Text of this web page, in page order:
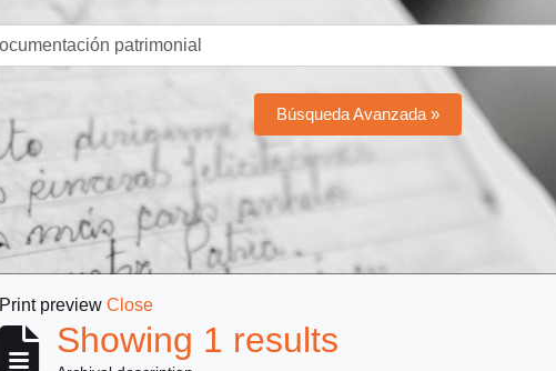
Búsqueda Avanzada »
Print preview Close
Showing 1 results